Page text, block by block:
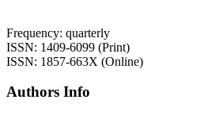
Frequency: quarterly
ISSN: 1409-6099 (Print)
ISSN: 1857-663X (Online)
Authors Info